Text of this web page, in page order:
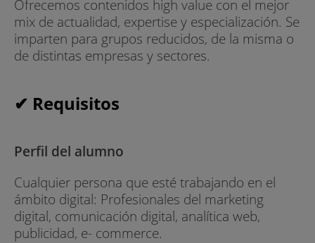
Ofrecemos contenidos high value con el mejor
mix de actualidad, expertise y especialización. Se
imparten para grupos reducidos, de la misma o
de distintas empresas y sectores.
✔ Requisitos
Perfil del alumno
Cualquier persona que esté trabajando en el
ámbito digital: Profesionales del marketing
digital, comunicación digital, analítica web,
publicidad, e- commerce.